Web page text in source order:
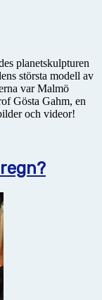
planetskulpturen
största modell av
var Malmö
Gösta Gahm, en
och videor!